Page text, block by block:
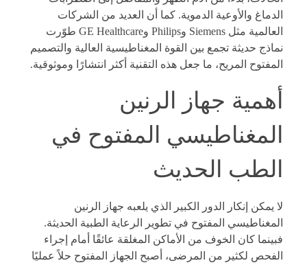
الدماغ والأوعية الدموية. كما أن العديد من الشركات
العالمية مثل Siemens وPhilips وGE Healthcare طوّرت
نماذج حديثة تجمع بين القوة المغناطيسية العالية والتصميم
المفتوح المريح، ما جعل هذه التقنية أكثر انتشارًا وموثوقية.
أهمية جهاز الرنين
المغناطيسي المفتوح في
الطب الحديث
لا يمكن إنكار الدور الكبير الذي يلعبه جهاز الرنين
المغناطيسي المفتوح في تطوير الرعاية الطبية الحديثة.
فبينما كان الخوف من الأماكن المغلقة عائقًا أمام إجراء
الفحص لكثير من المرضى، أصبح الجهاز المفتوح حلاً عمليًا